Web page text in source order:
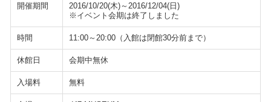
開催期間
2016/10/20(木)～2016/12/04(日)
※イベント会期は終了しました
時間 11:00～20:00（入館は閉館30分前まで）
休館日 会期中無休
入場料 無料